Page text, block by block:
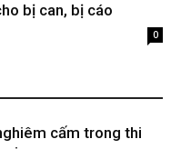
bị can, bị cáo
0
cấm trong thi